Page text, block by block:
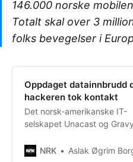
146.000 norske
Totalt skal over 3
folks bevegelser i
Oppdaget datainnbrudd
hackeren tok kontakt
Det norsk-amerikanske IT-
selskapet Unacast og Gravy
datainnbruddet.
NRK Aslak Øgrim